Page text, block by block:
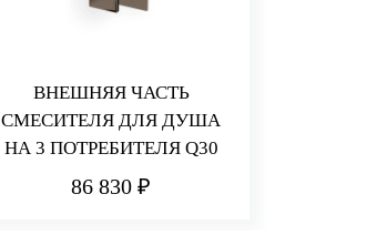
ВНЕШНЯЯ ЧАСТЬ
СМЕСИТЕЛЯ ДЛЯ ДУША
НА 3 ПОТРЕБИТЕЛЯ Q30
86 830 ₽